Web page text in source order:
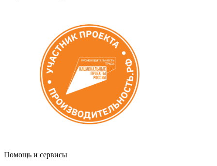
Помощь и сервисы